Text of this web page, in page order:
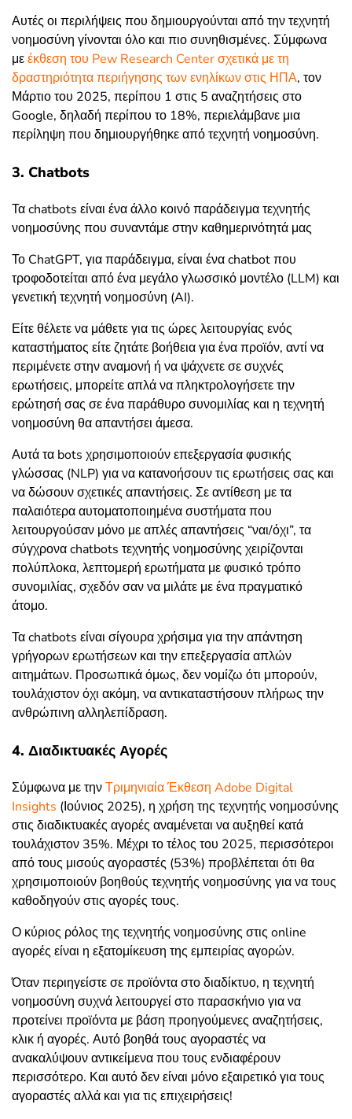
Αυτές οι περιλήψεις που δημιουργούνται από την τεχνητή
νοημοσύνη γίνονται όλο και πιο συνηθισμένες. Σύμφωνα
μεέκθεση του Pew Research Center σχετικά με τη
δραστηριότητα περιήγησης των ενηλίκων στις ΗΠΑ, τον
Μάρτιο του 2025, περίπου 1 στις 5 αναζητήσεις στο
Google, δηλαδή περίπου το 18%, περιελάμβανε μια
περίληψη που δημιουργήθηκε από τεχνητή νοημοσύνη.
3. Chatbots
Τα chatbots είναι ένα άλλο κοινό παράδειγμα τεχνητής
νοημοσύνης που συναντάμε στην καθημερινότητά μας
Το ChatGPT, για παράδειγμα, είναι ένα chatbot που
τροφοδοτείται από ένα μεγάλο γλωσσικό μοντέλο (LLM) και
γενετική τεχνητή νοημοσύνη (AI).
Είτε θέλετε να μάθετε για τις ώρες λειτουργίας ενός
καταστήματος είτε ζητάτε βοήθεια για ένα προϊόν, αντί να
περιμένετε στην αναμονή ή να ψάχνετε σε συχνές
ερωτήσεις, μπορείτε απλά να πληκτρολογήσετε την
ερώτησή σας σε ένα παράθυρο συνομιλίας και η τεχνητή
νοημοσύνη θα απαντήσει άμεσα.
Αυτά τα bots χρησιμοποιούν επεξεργασία φυσικής
γλώσσας (NLP) για να κατανοήσουν τις ερωτήσεις σας και
να δώσουν σχετικές απαντήσεις. Σε αντίθεση με τα
παλαιότερα αυτοματοποιημένα συστήματα που
λειτουργούσαν μόνο με απλές απαντήσεις “ναι/όχι”, τα
σύγχρονα chatbots τεχνητής νοημοσύνης χειρίζονται
πολύπλοκα, λεπτομερή ερωτήματα με φυσικό τρόπο
συνομιλίας, σχεδόν σαν να μιλάτε με ένα πραγματικό
άτομο.
Τα chatbots είναι σίγουρα χρήσιμα για την απάντηση
γρήγορων ερωτήσεων και την επεξεργασία απλών
αιτημάτων. Προσωπικά όμως, δεν νομίζω ότι μπορούν,
τουλάχιστον όχι ακόμη, να αντικαταστήσουν πλήρως την
ανθρώπινη αλληλεπίδραση.
4. Διαδικτυακές Αγορές
Σύμφωνα με τηνΤριμηνιαία Έκθεση Adobe Digital
Insights (Ιούνιος 2025), η χρήση της τεχνητής νοημοσύνης
στις διαδικτυακές αγορές αναμένεται να αυξηθεί κατά
τουλάχιστον 35%. Μέχρι το τέλος του 2025, περισσότεροι
από τους μισούς αγοραστές (53%) προβλέπεται ότι θα
χρησιμοποιούν βοηθούς τεχνητής νοημοσύνης για να τους
καθοδηγούν στις αγορές τους.
Ο κύριος ρόλος της τεχνητής νοημοσύνης στις online
αγορές είναι η εξατομίκευση της εμπειρίας αγορών.
Όταν περιηγείστε σε προϊόντα στο διαδίκτυο, η τεχνητή
νοημοσύνη συχνά λειτουργεί στο παρασκήνιο για να
προτείνει προϊόντα με βάση προηγούμενες αναζητήσεις,
κλικ ή αγορές. Αυτό βοηθά τους αγοραστές να
ανακαλύψουν αντικείμενα που τους ενδιαφέρουν
περισσότερο. Και αυτό δεν είναι μόνο εξαιρετικό για τους
αγοραστές αλλά και για τις επιχειρήσεις!